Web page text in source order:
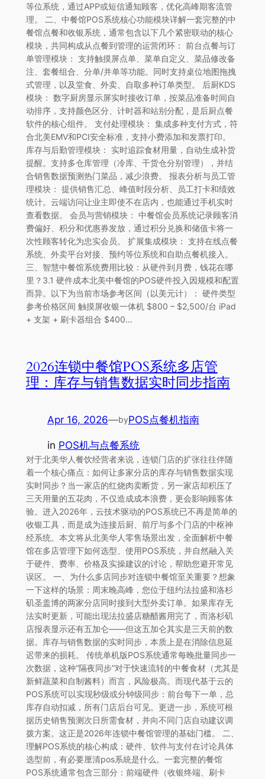
等位系统，通过APP或短信通知顾客，优化高峰期客流管
理。 二、中餐馆POS系统核心功能模块详解一套完整的中
餐馆点餐和收银系统，通常包含以下几个紧密联动的核心
模块，共同构成从点餐到管理的运营闭环： 前台点餐与订
单管理模块： 支持触摸屏点单、菜单自定义、菜品修改备
注、套餐组合、分单/并单等功能。同时支持桌位地图拖拽
式管理，以及堂食、外卖、自取多种订单类型。 后厨KDS
模块： 数字厨房显示屏实时接收订单，按菜品准备时间自
动排序，支持颜色区分、计时器和站别分配，是后厨点餐
软件的核心组件。 支付处理模块： 集成多种支付方式，符
合北美EMV和PCI安全标准，支持小费添加和发票打印。
库存与后勤管理模块： 实时追踪食材用量，自动生成补货
提醒。支持多仓库管理（冷库、干货仓分别管理），并结
合销售数据预测热门菜品，减少浪费。 报表分析与员工管
理模块： 提供销售汇总、峰值时段分析、员工打卡和绩效
统计。云端访问让业主即使不在店内，也能通过手机实时
查看数据。 会员与营销模块： 中餐馆会员系统记录顾客消
费偏好、积分和优惠券发放，通过积分兑换和储值卡将一
次性顾客转化为忠实会员。 扩展集成模块： 支持在线点餐
系统、外卖平台对接、预约等位系统和自助点餐机接入。
三、智慧中餐馆系统费用比较：从硬件到月费，钱花在哪
里？3.1 硬件成本北美中餐馆的POS硬件投入因规模和配置
而异。以下为当前市场参考区间（以美元计）： 硬件类型
参考价格区间 触摸屏收银一体机 $800 – $2,500/台 iPad
+ 支架 + 刷卡器组合 $400…
2026连锁中餐馆POS系统多店管
理：库存与销售数据实时同步指南
Apr 16, 2026—byPOS点餐机指南
in POS机与点餐系统
对于北美华人餐饮经营者来说，连锁门店的扩张往往伴随
着一个核心痛点：如何让多家分店的库存与销售数据实现
实时同步？当一家店的红烧肉卖断货，另一家店却积压了
三天用量的五花肉，不仅造成成本浪费，更会影响顾客体
验。进入2026年，云技术驱动的POS系统已不再是简单的
收银工具，而是成为连接后厨、前厅与多个门店的中枢神
经系统。本文将从北美华人零售场景出发，全面解析中餐
馆在多店管理下如何选型、使用POS系统，并自然融入关
于硬件、费率、价格及实操建议的讨论，帮助您避开常见
误区。 一、为什么多店同步对连锁中餐馆至关重要？想象
一下这样的场景：周末晚高峰，您位于纽约法拉盛和洛杉
矶圣盖博的两家分店同时接到大型外卖订单。如果库存无
法实时更新，可能出现法拉盛店糖醋酱用完了，而洛杉矶
店报表显示还有五加仑——但这五加仑其实是三天前的数
据。库存与销售数据的实时同步，本质上是在消除信息延
迟带来的损耗。 传统单机版POS系统通常每晚批量同步一
次数据，这种“隔夜同步”对于快速流转的中餐食材（尤其是
新鲜蔬菜和自制酱料）而言，风险极高。而现代基于云的
POS系统可以实现秒级或分钟级同步：前台每下一单，总
库存自动扣减，所有门店后台可见。更进一步，系统可根
据历史销售预测次日所需食材，并向不同门店自动建议调
拨方案。这正是2026年连锁中餐馆管理的基础门槛。 二、
理解POS系统的核心构成：硬件、软件与支付在讨论具体
选型前，有必要厘清pos系統是什么。一套完整的餐馆
POS系统通常包含三部分：前端硬件（收银终端、刷卡